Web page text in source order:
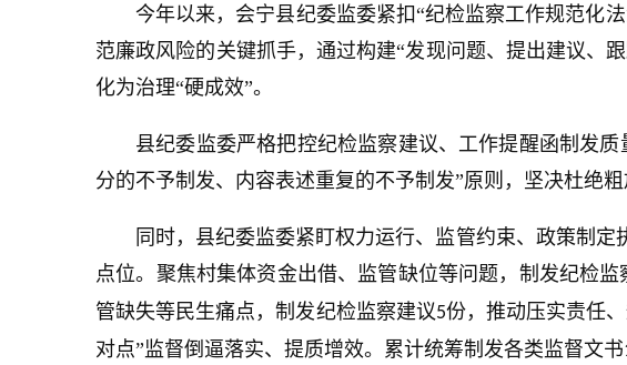
今年以来，会宁县纪委监委紧扣“纪检监察工作规范化
范廉政风险的关键抓手，通过构建“发现问题、提出建议、
化为治理“硬成效”。
县纪委监委严格把控纪检监察建议、工作提醒函制发
分的不予制发、内容表述重复的不予制发”原则，坚决杜绝
同时，县纪委监委紧盯权力运行、监管约束、政策制
点位。聚焦村集体资金出借、监管缺位等问题，制发纪检监
管缺失等民生痛点，制发纪检监察建议5份，推动压实责任
对点”监督倒逼落实、提质增效。累计统筹制发各类监督文书